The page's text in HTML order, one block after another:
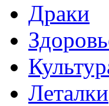
Драки
Леталки